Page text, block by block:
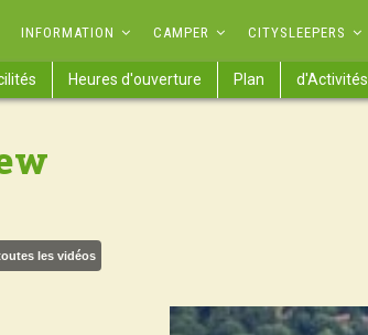
INFORMATION CAMPER CITYSLEEPERS
Heures d'ouverture Plan d'Activités